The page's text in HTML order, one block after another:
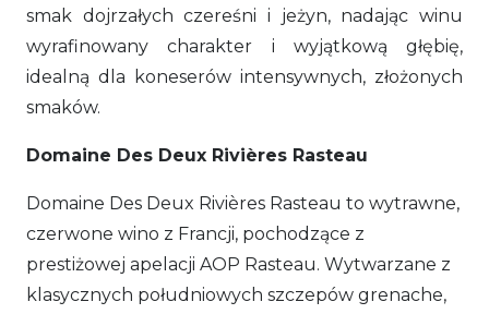
smak dojrzałych czereśni i jeżyn, nadając winu
wyrafinowany charakter i wyjątkową głębię,
idealną dla koneserów intensywnych, złożonych
smaków.
Domaine Des Deux Rivières Rasteau
Domaine Des Deux Rivières Rasteau to wytrawne,
czerwone wino z Francji, pochodzące z
prestiżowej apelacji AOP Rasteau. Wytwarzane z
klasycznych południowych szczepów grenache,